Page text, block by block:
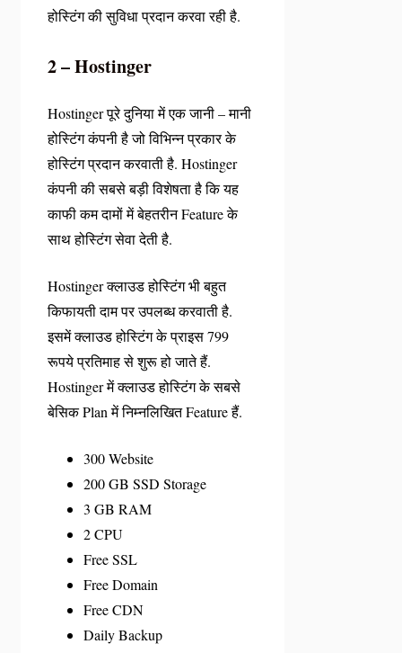
होस्टिंग की सुविधा प्रदान करवा रही है.
2 – Hostinger
Hostinger पूरे दुनिया में एक जानी – मानी
होस्टिंग कंपनी है जो विभिन्न प्रकार के
होस्टिंग प्रदान करवाती है. Hostinger
कंपनी की सबसे बड़ी विशेषता है कि यह
काफी कम दामों में बेहतरीन Feature के
साथ होस्टिंग सेवा देती है.
Hostinger क्लाउड होस्टिंग भी बहुत
किफायती दाम पर उपलब्ध करवाती है.
इसमें क्लाउड होस्टिंग के प्राइस 799
रूपये प्रतिमाह से शुरू हो जाते हैं.
Hostinger में क्लाउड होस्टिंग के सबसे
बेसिक Plan में निम्नलिखित Feature हैं.
300 Website
200 GB SSD Storage
3 GB RAM
2 CPU
Free SSL
Free Domain
Free CDN
Daily Backup